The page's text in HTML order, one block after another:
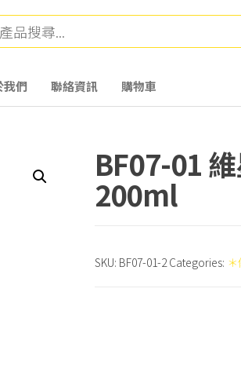
我們 聯絡資訊 購物車
BF07-01
200ml
SKU: BF07-01-2 Categories: